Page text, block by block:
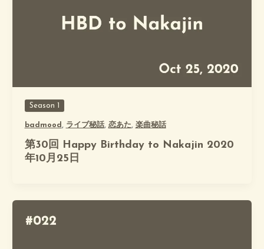
Season 1
badmood , ライブ秘話, 恋あた, 楽曲秘話
第30回 Happy Birthday to Nakajin 2020
年10月25日